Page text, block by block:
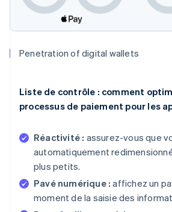
Penetration of digital wallets
Liste de contrôle : comment
processus de paiement pour les
Réactivité : assurez-vous que
automatiquement
plus petits.
Pavé numérique : affichez un
moment de la saisie des